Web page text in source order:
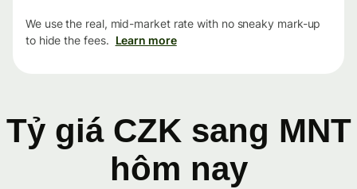
We use the real, mid-market rate with no sneaky mark-up
to hide the fees. Learn more
Tỷ giá CZK sang MNT
hôm nay